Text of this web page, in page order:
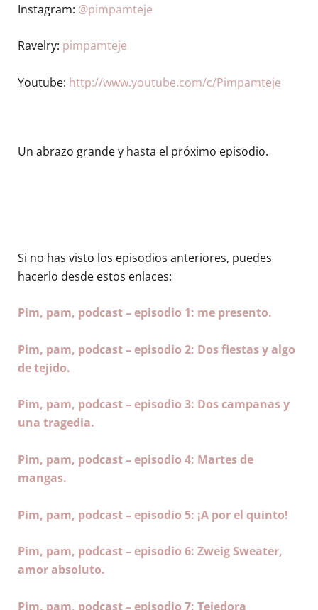
Instagram: @pimpamteje
Ravelry: pimpamteje
Youtube: http://www.youtube.com/c/Pimpamteje
Un abrazo grande y hasta el próximo episodio.
Si no has visto los episodios anteriores, puedes
hacerlo desde estos enlaces:
Pim, pam, podcast – episodio 1: me presento.
Pim, pam, podcast – episodio 2: Dos fiestas y algo
de tejido.
Pim, pam, podcast – episodio 3: Dos campanas y
una tragedia.
Pim, pam, podcast – episodio 4: Martes de
mangas.
Pim, pam, podcast – episodio 5: ¡A por el quinto!
Pim, pam, podcast – episodio 6: Zweig Sweater,
amor absoluto.
Pim, pam, podcast – episodio 7: Tejedora